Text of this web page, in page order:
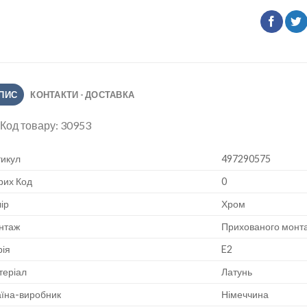
КОНТАКТИ - ДОСТАВКА
Код товару: 30953
497290575
Код
0
Хром
Прихованого
E2
Латунь
виробник
Німеччина